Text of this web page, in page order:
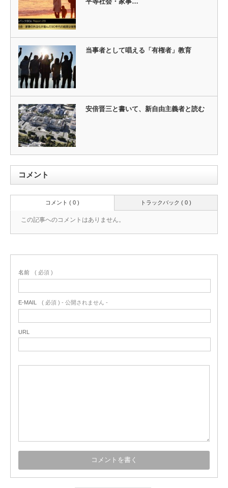
当事者として唱える「有権者」教育
安倍晋三と書いて、新自由主義者と読む
コメント
トラックバック ( 0 )
コメント ( 0 )
この記事へのコメントはありません。
名前 ( 必須 )
E-MAIL ( 必須 ) - 公開されません -
URL